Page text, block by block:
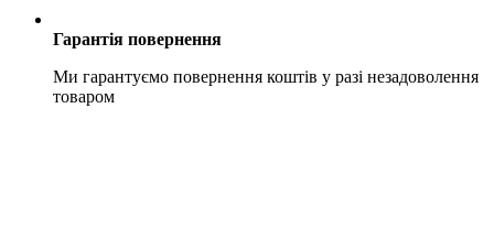
Гарантія повернення
Ми гарантуємо повернення коштів у разі незадоволення
товаром